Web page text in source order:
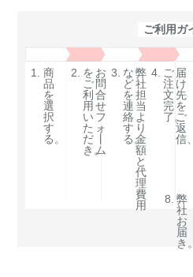
ご利用ガ
1. 商
品
を
選
択
す
る。
2. を
ご
利
用
い
た
だ
き。
お
問
合
せ
フ
ォ
ム
3. な
ど
を
連
絡
す
る。
弊
社
担
当
よ
り
金
額
と
代
理
費
用
4. ご
注
文
完
了。
届
け
先
を
ご
返
信、
8. 弊
社
お
届
き。